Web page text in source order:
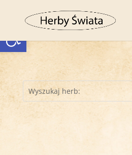
Otwórz pasek narzędzi